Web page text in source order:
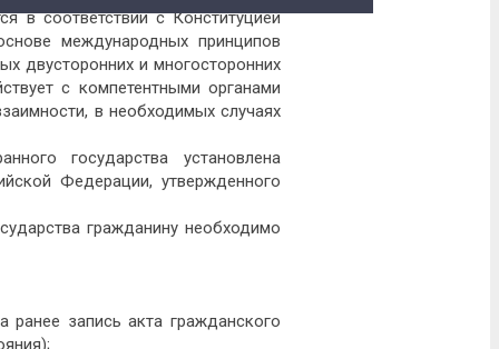
в соответствии с Конституцией
международных принципов
двусторонних и многосторонних
с компетентными органами
в необходимых случаях
государства установлена
Федерации, утвержденного
гражданину необходимо
ранее запись акта гражданского